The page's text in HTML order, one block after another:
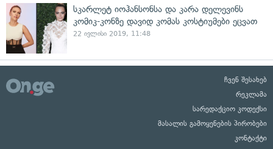
სკარლეტ იოჰანსონსა და კარა დელევინს
კომიკ-კონზე დავიდ კომას კოსტიუმები ეცვათ
22 ივლისი 2019, 11:48
ჩვენ შესახებ
რეკლამა
სარედაქციო კოდექსი
მასალის გამოყენების პირობები
კონტაქტი